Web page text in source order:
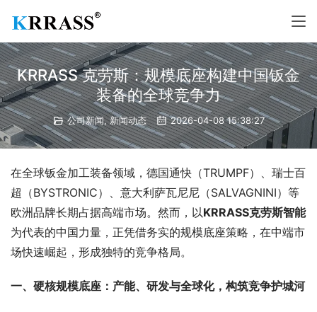
KRRASS 克劳斯：规模底座构建中国钣金
装备的全球竞争力
公司新闻,新闻动态 2026-04-08 15:38:27
在全球钣金加工装备领域，德国通快（TRUMPF）、瑞士百
超（BYSTRONIC）、意大利萨瓦尼尼（SALVAGNINI）等
欧洲品牌长期占据高端市场。然而，以KRRASS克劳斯智能
为代表的中国力量，正凭借务实的规模底座策略，在中端市
场快速崛起，形成独特的竞争格局。
一、硬核规模底座：产能、研发与全球化，构筑竞争护城河​